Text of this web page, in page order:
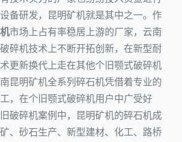
备研发，昆明矿机就是其中之一。作
市场上占有率稳居上游的厂家，云南
碎机技术上不断开拓创新，在新型耐
更新换代上走在其他个旧颚式破碎机
昆明矿机全系列碎石机凭借着专业的
，在个旧颚式破碎机用户中广受好
破碎机案例中，昆明矿机的碎石机成
、砂石生产、新型建材、化工、路桥